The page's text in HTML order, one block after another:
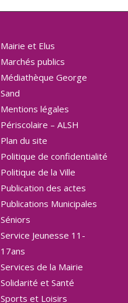
Mairie et Elus
Marchés publics
Médiathèque George
Sand
Mentions légales
Périscolaire – ALSH
Plan du site
Politique de confidentialité
Politique de la Ville
Publication des actes
Publications Municipales
Séniors
Service Jeunesse 11-
17ans
Services de la Mairie
Solidarité et Santé
Sports et Loisirs